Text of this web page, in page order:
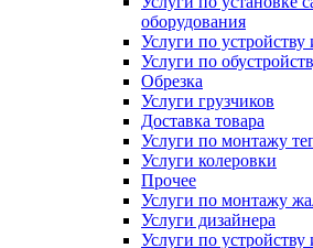
оборудования
Услуги по устройству
Услуги по
Обрезка
Услуги грузчиков
Доставка товара
Услуги по монтажу
Услуги колеровки
Прочее
Услуги по монтажу
Услуги дизайнера
Услуги по